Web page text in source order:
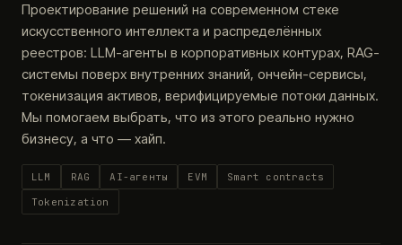
Проектирование решений на современном стеке
искусственного интеллекта и распределённых
реестров: LLM-агенты в корпоративных контурах, RAG-
системы поверх внутренних знаний, ончейн-сервисы,
токенизация активов, верифицируемые потоки данных.
Мы помогаем выбрать, что из этого реально нужно
бизнесу, а что — хайп.
LLM RAG AI-агенты EVM
Smart contracts
Tokenization